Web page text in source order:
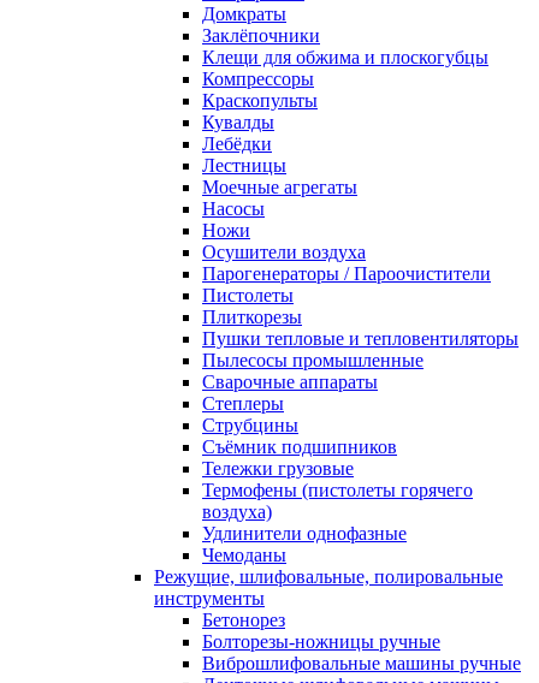
Домкраты
Заклёпочники
Клещи для обжима и плоскогубцы
Компрессоры
Краскопульты
Кувалды
Лебёдки
Лестницы
Моечные агрегаты
Насосы
Ножи
Осушители воздуха
Парогенераторы / Пароочистители
Пистолеты
Плиткорезы
Пушки тепловые и тепловентиляторы
Пылесосы промышленные
Сварочные аппараты
Степлеры
Струбцины
Съёмник подшипников
Тележки грузовые
Термофены (пистолеты горячего
воздуха)
Удлинители однофазные
Чемоданы
Режущие, шлифовальные, полировальные
инструменты
Бетонорез
Болторезы-ножницы ручные
Виброшлифовальные машины ручные